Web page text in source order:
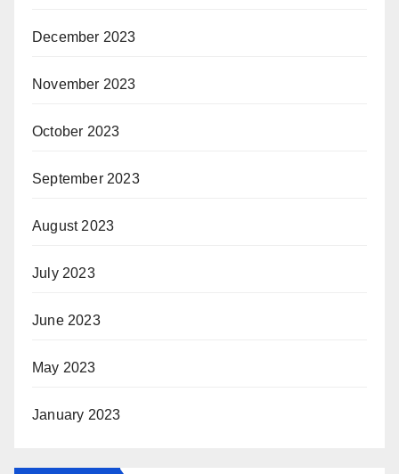
December 2023
November 2023
October 2023
September 2023
August 2023
July 2023
June 2023
May 2023
January 2023